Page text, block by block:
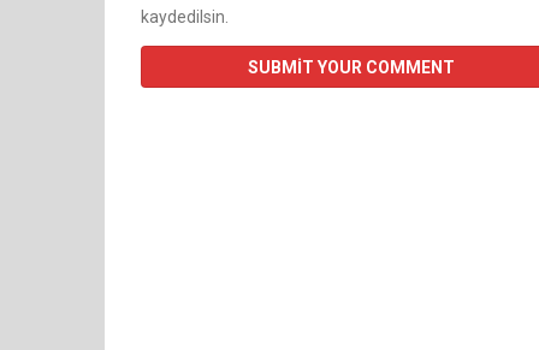
kaydedilsin.